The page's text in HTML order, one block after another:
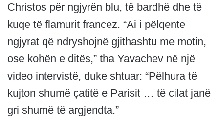
Christos për ngjyrën blu, të bardhë dhe të
kuqe të flamurit francez. “Ai i pëlqente
ngjyrat që ndryshojnë gjithashtu me motin,
ose kohën e ditës,” tha Yavachev në një
video intervistë, duke shtuar: “Pëlhura të
kujton shumë çatitë e Parisit … të cilat janë
gri shumë të argjendta.”